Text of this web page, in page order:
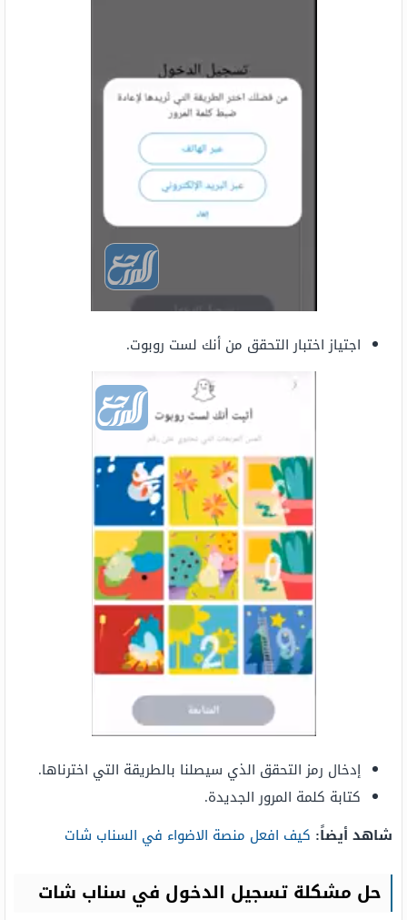
اجتياز اختبار التحقق من أنك لست روبوت.
إدخال رمز التحقق الذي سيصلنا بالطريقة التي اخترناها.
كتابة كلمة المرور الجديدة.
شاهد أيضاً: كيف افعل منصة الاضواء في السناب شات
حل مشكلة تسجيل الدخول في سناب شات